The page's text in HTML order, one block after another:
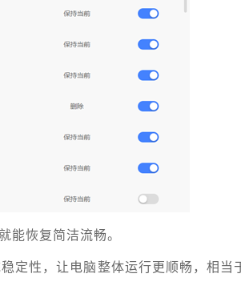
能恢复简洁流畅。
定性，让电脑整体运行更顺畅，相当